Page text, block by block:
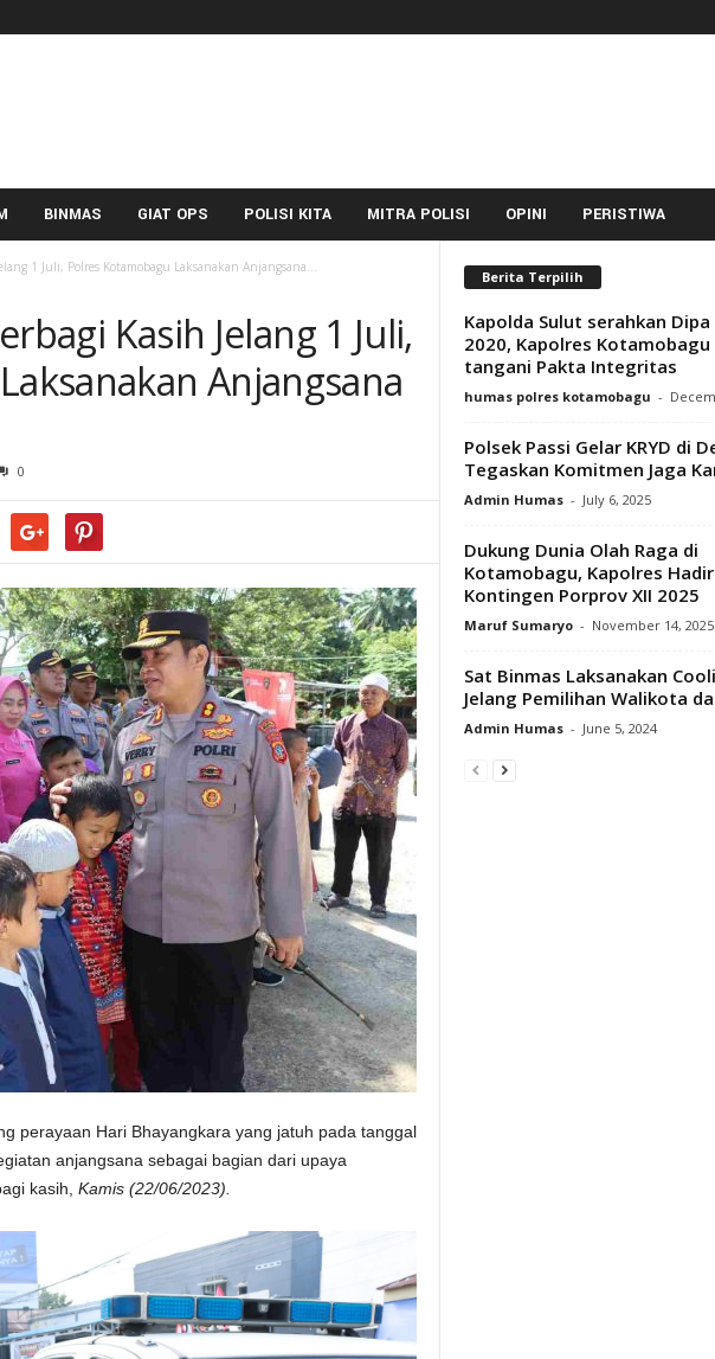
BINMAS GIAT OPS POLISI KITA MITRA POLISI OPINI PERISTIWA
1 Juli, Polres Kotamobagu Laksanakan Anjangsana...
Kasih Jelang 1 Juli,
Anjangsana
0
perayaan Hari Bhayangkara yang jatuh pada tanggal
anjangsana sebagai bagian dari upaya
kasih, Kamis (22/06/2023).
Berita Terpilih
Kapolda Sulut serahkan
2020, Kapolres
tangani Pakta Integritas
humas polres kotamobagu -
Polsek Passi Gelar KRYD di
Tegaskan Komitmen Jaga
Admin Humas - July 6, 2025
Dukung Dunia Olah Raga di
Kotamobagu, Kapolres
Kontingen Porprov XII 2025
Maruf Sumaryo - November 14, 2025
Sat Binmas Laksanakan
Jelang Pemilihan Walikota
Admin Humas - June 5, 2024